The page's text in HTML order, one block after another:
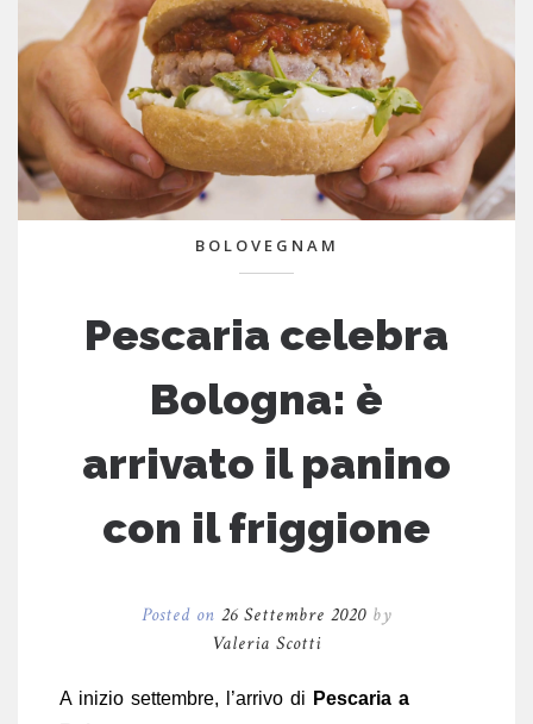
BOLOVEGNAM
Pescaria celebra
Bologna: è
arrivato il panino
con il friggione
Posted on 26 Settembre 2020 by
Valeria Scotti
A inizio settembre, l’arrivo di Pescaria a